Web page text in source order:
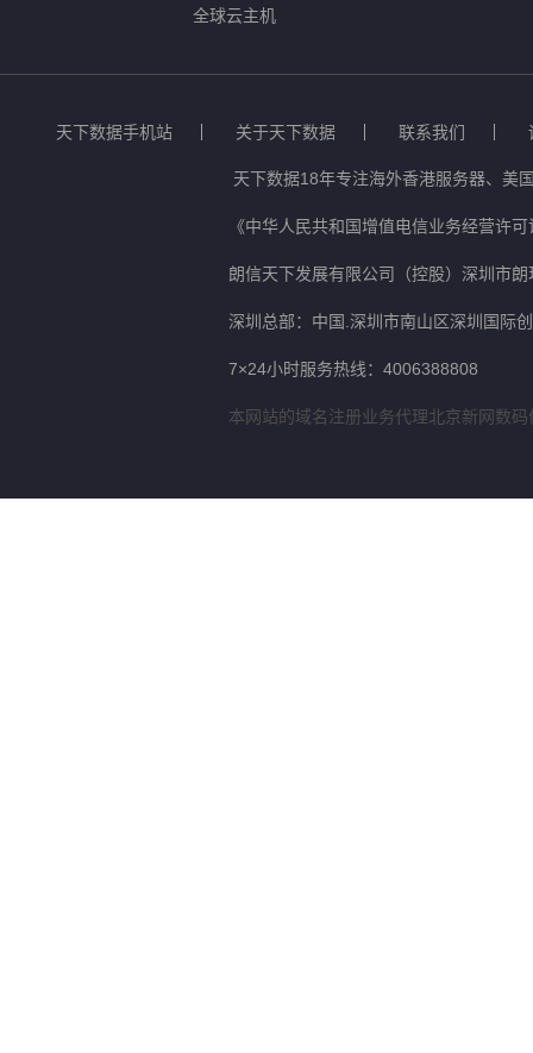
全球云主机
天下数据手机站 关于天下数据 联系我们
天下数据18年专注海外香港服务器、美
《中华人民共和国增值电信业务经营许
朗信天下发展有限公司（控股）深圳市
深圳总部：中国.深圳市南山区深圳国际
7×24小时服务热线：4006388808
本网站的域名注册业务代理北京新网数